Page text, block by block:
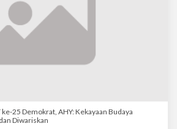
ke-25 Demokrat, AHY: Kekayaan Budaya
Diwariskan